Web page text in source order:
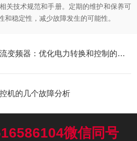
关技术规范和手册。定期的维护和保养可
和稳定性，减少故障发生的可能性。
西门子交流变频器：优化电力转换和控制的关键技术
机的几个故障分析
微信同号